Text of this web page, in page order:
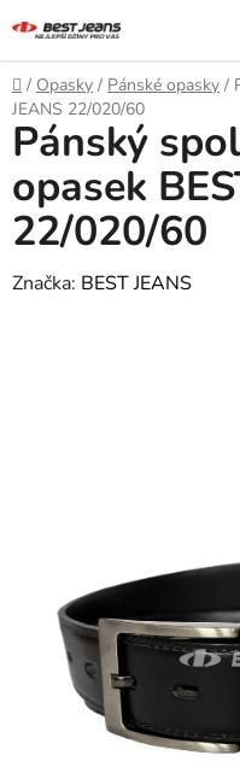
na
obsah
Domů
/ Opasky / Pánské opasky /
JEANS 22/020/60
Pánský
opasek
22/020/60
Značka: BEST JEANS